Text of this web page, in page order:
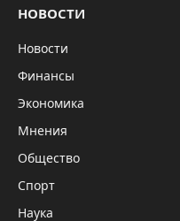
НОВОСТИ
Новости
Финансы
Экономика
Мнения
Общество
Спорт
Наука